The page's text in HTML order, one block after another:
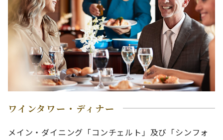
ワインタワー・ディナー
メイン・ダイニング「コンチェルト」及び「シンフォ